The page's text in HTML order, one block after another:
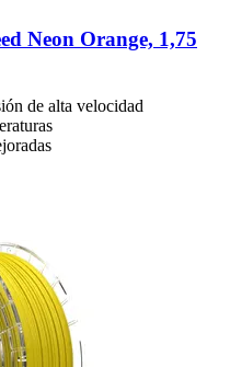
Neon Orange, 1,75
de alta velocidad